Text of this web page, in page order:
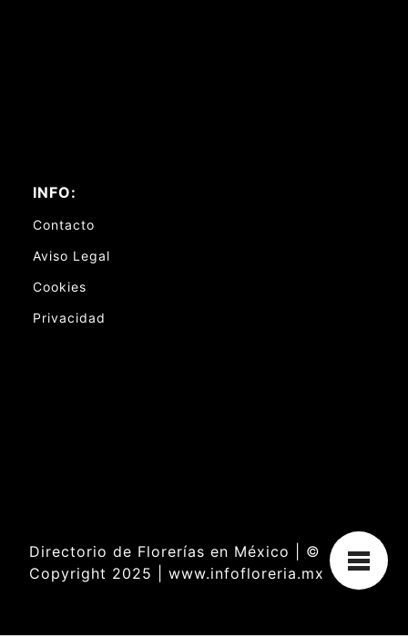
INFO:
Contacto
Aviso Legal
Cookies
Privacidad
Directorio de Florerías en México | ©
Copyright 2025 | www.infofloreria.mx